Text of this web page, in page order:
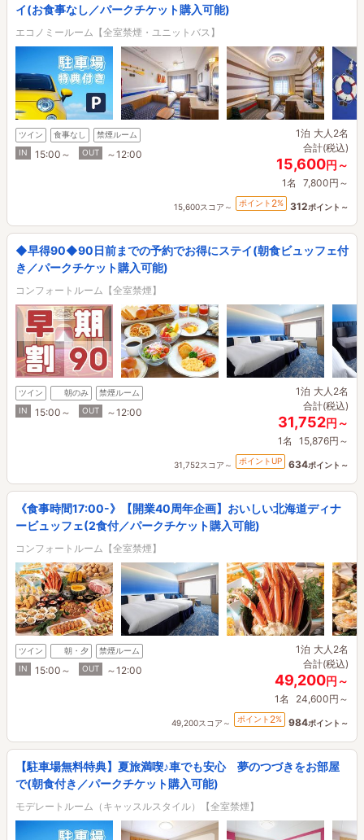
イ(お食事なし／パークチケット購入可能)
エコノミールーム【全室禁煙・ユニットバス】
ツイン 食事なし
禁煙ルーム
IN
15:00～ OUT ～12:00
1泊 大人2名
合計(税込)
15,600円～
1名 7,800円～
15,600スコア～ ポイント 2% 312ポイント～
◆早得90◆90日前までの予約でお得にステイ(朝食ビュッフェ付
き／パークチケット購入可能)
コンフォートルーム【全室禁煙】
ツイン 朝のみ
禁煙ルーム
IN
15:00～ OUT ～12:00
1泊 大人2名
合計(税込)
31,752円～
1名 15,876円～
31,752スコア～ ポイントUP 634ポイント～
《食事時間17:00-》【開業40周年企画】おいしい北海道ディナ
ービュッフェ(2食付／パークチケット購入可能)
コンフォートルーム【全室禁煙】
ツイン 朝・夕
禁煙ルーム
IN
15:00～ OUT ～12:00
1泊 大人2名
合計(税込)
49,200円～
1名 24,600円～
49,200スコア～ ポイント 2% 984ポイント～
【駐車場無料特典】夏旅満喫♪車でも安心 夢のつづきをお部屋
で(朝食付き／パークチケット購入可能)
モデレートルーム（キャッスルスタイル）【全室禁煙】